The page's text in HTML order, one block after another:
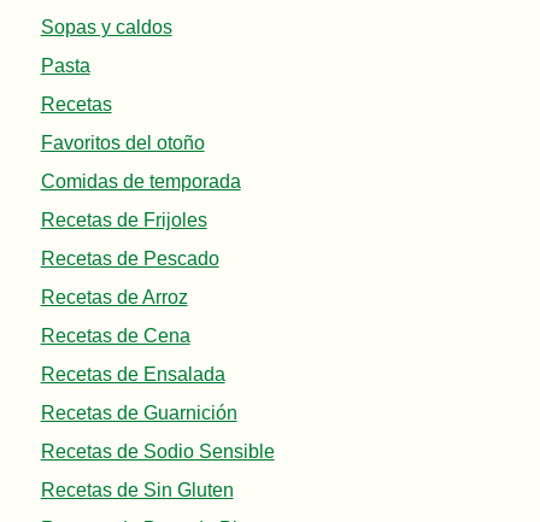
Sopas y caldos
Pasta
Recetas
Favoritos del otoño
Comidas de temporada
Recetas de Frijoles
Recetas de Pescado
Recetas de Arroz
Recetas de Cena
Recetas de Ensalada
Recetas de Guarnición
Recetas de Sodio Sensible
Recetas de Sin Gluten